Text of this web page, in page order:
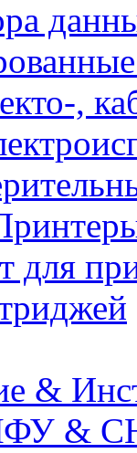
,
для
&
&